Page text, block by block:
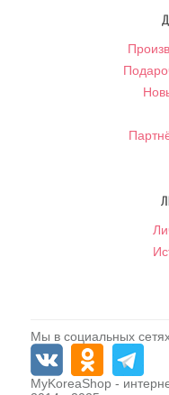
Мы в социальных
MyKoreaShop -